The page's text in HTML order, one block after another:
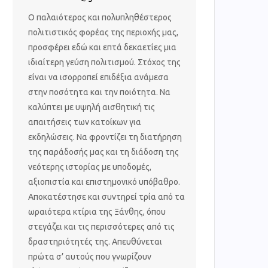
Ο παλαιότερος και πολυπληθέστερος
πολιτιστικός φορέας της περιοχής μας,
προσφέρει εδώ και επτά δεκαετίες μια
ιδιαίτερη γεύση πολιτισμού. Στόχος της
είναι να ισορροπεί επιδέξια ανάμεσα
στην ποσότητα και την ποιότητα. Να
καλύπτει με υψηλή αισθητική τις
απαιτήσεις των κατοίκων για
εκδηλώσεις. Να φροντίζει τη διατήρηση
της παράδοσής μας και τη διάδοση της
νεότερης ιστορίας με υποδομές,
αξιοπιστία και επιστημονικό υπόβαθρο.
Αποκατέστησε και συντηρεί τρία από τα
ωραιότερα κτίρια της Ξάνθης, όπου
στεγάζει και τις περισσότερες από τις
δραστηριότητές της. Απευθύνεται
πρώτα σ’ αυτούς που γνωρίζουν